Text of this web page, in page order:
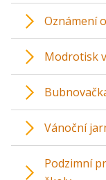
Oznámení
Modrotisk
Vánoční
Podzimní